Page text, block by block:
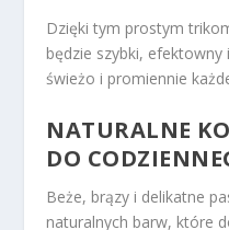
Dzięki tym prostym
będzie szybki, efektowny
świeżo i promiennie
NATURALNE
DO
Beże, brązy i delikatne
naturalnych barw, które